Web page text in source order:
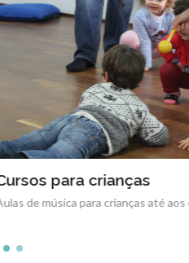
aos 6 anos de idade